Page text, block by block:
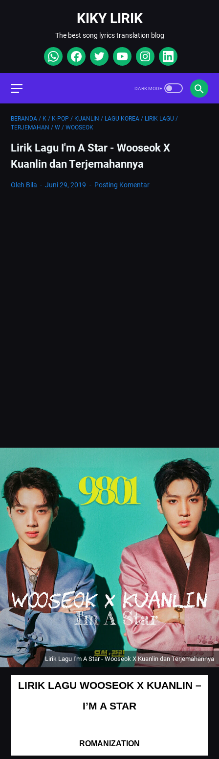
KIKY LIRIK
The best song lyrics translation blog
BERANDA / K / K-POP / KUANLIN / LAGU KOREA / LIRIK LAGU /
TERJEMAHAN / W / WOOSEOK
Lirik Lagu I'm A Star - Wooseok X
Kuanlin dan Terjemahannya
Oleh Bila Juni 29, 2019 Posting Komentar
Lirik Lagu I'm A Star - Wooseok X Kuanlin dan Terjemahannya
LIRIK LAGU WOOSEOK X KUANLIN –
I’M A STAR
ROMANIZATION